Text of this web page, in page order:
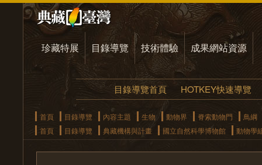
珍藏特展 目錄導覽 技術體驗 成果網站資源
目錄導覽首頁 HOTKEY快速導覽
首頁 目錄導覽 內容主題 生物 動物界 脊索動物門
鳥綱
首頁
目錄導覽 典藏機構與計畫 國立自然科學博物館 動物學